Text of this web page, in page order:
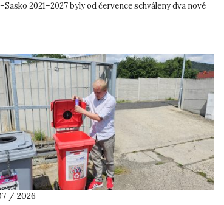
2021–2027 byly od července schváleny dva nové
/ 2026